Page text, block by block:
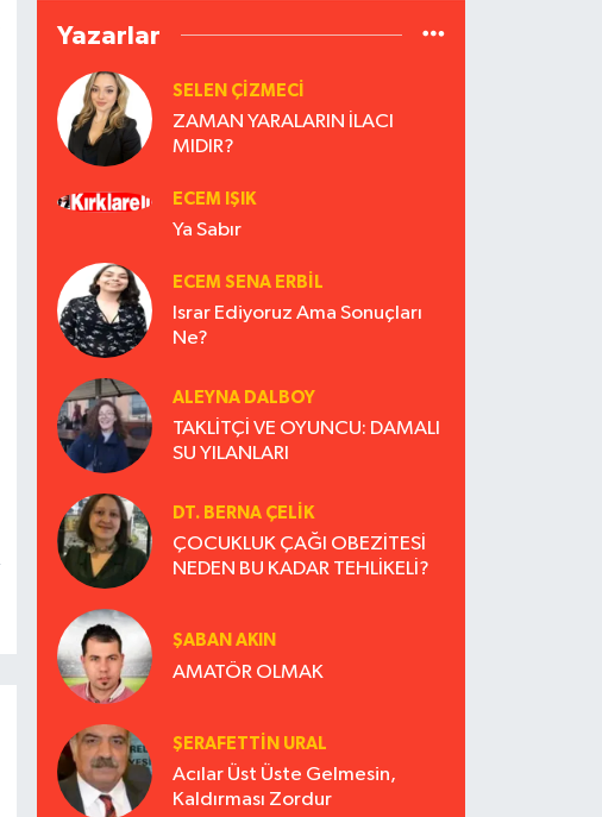
Yazarlar
SELEN ÇİZMECİ
ZAMAN YARALARIN İLACI
MIDIR?
ECEM IŞIK
Ya Sabır
ECEM SENA ERBIL
Israr Ediyoruz Ama Sonuçları
Ne?
ALEYNA DALBOY
TAKLİTÇİ VE OYUNCU: DAMALI
SU YILANLARI
DT. BERNA ÇELIK
ÇOCUKLUK ÇAĞI OBEZİTESİ
NEDEN BU KADAR TEHLİKELİ?
ŞABAN AKIN
AMATÖR OLMAK
ŞERAFETTIN URAL
Acılar Üst Üste Gelmesin,
Kaldırması Zordur